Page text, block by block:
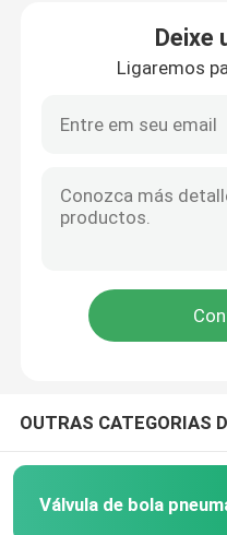
Deixe
Ligaremos
OUTRAS CATEGORIAS
Válvula de bola